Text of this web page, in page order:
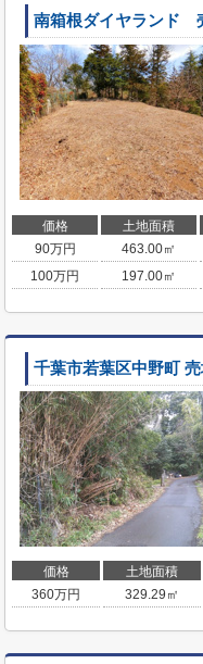
南箱根ダイヤランド
価格
土地面積
90万円
463.00㎡
100万円 197.00㎡
千葉市若葉区中野町
価格
土地面積
360万円 329.29㎡